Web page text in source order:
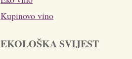
Kupinovo vino
EKOLOŠKA SVIJEST